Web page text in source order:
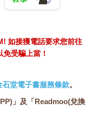
如接獲電話要求您前往
受騙上當！
石堂電子書服務條款。
」及「Readmoo(兌換